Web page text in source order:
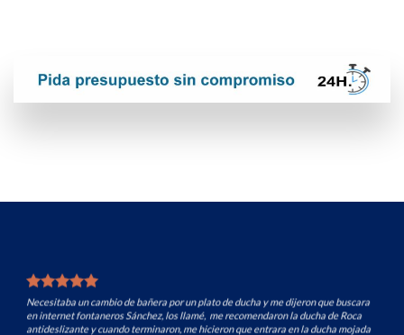
plato de ducha y me dijeron que buscara
me recomendaron la ducha de Roca
hicieron que entrara en la ducha mojada
Pedí dos presupuestos y el
el termo eléctrico que tenía en el